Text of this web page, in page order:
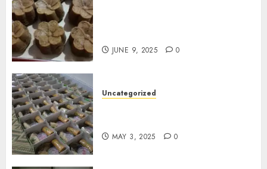
JUNE 9, 2025 0
Uncategorized
MAY 3, 2025 0